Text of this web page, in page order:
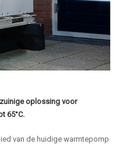
oplossing voor
65°C.
van de huidige warmtepomp